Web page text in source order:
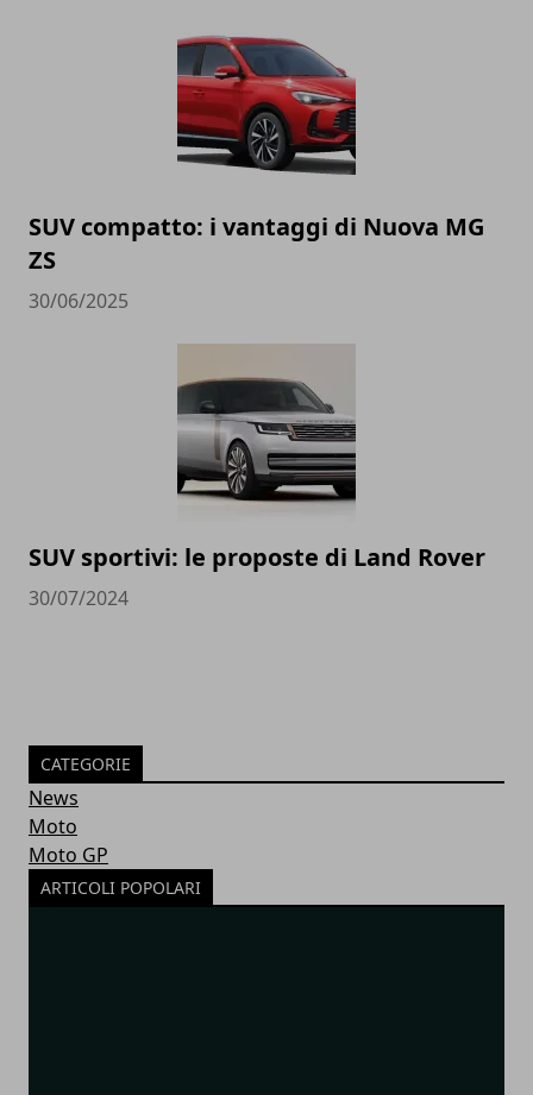
SUV compatto: i vantaggi di Nuova MG
ZS
30/06/2025
SUV sportivi: le proposte di Land Rover
30/07/2024
CATEGORIE
News
Moto
Moto GP
ARTICOLI POPOLARI